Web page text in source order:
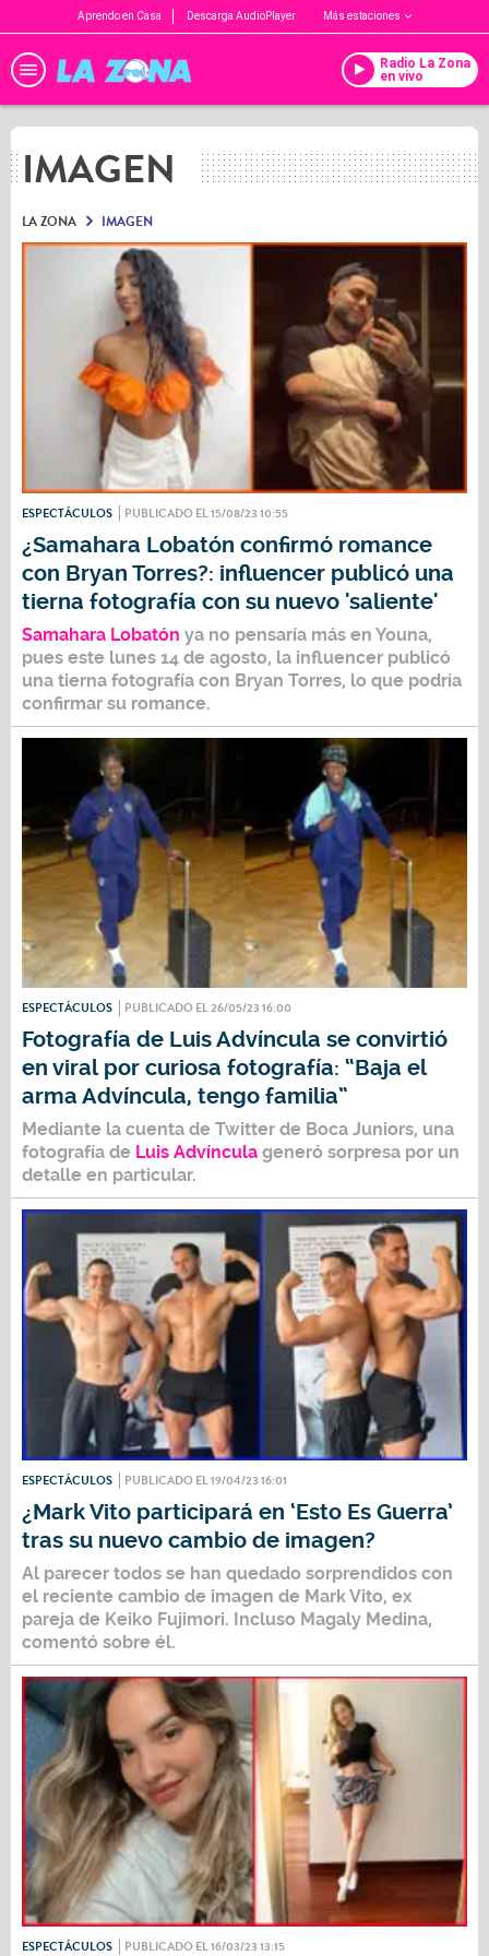
Aprendo en Casa Descarga AudioPlayer Más estaciones
Radio La Zona
en vivo
IMAGEN
LA ZONA IMAGEN
ESPECTÁCULOS PUBLICADO EL 15/08/23 10:55
¿Samahara Lobatón confirmó romance
con Bryan Torres?: influencer publicó una
tierna fotografía con su nuevo 'saliente'
Samahara Lobatón ya no pensaría más en Youna,
pues este lunes 14 de agosto, la influencer publicó
una tierna fotografía con Bryan Torres, lo que podría
confirmar su romance.
ESPECTÁCULOS PUBLICADO EL 26/05/23 16:00
Fotografía de Luis Advíncula se convirtió
en viral por curiosa fotografía: “Baja el
arma Advíncula, tengo familia”
Mediante la cuenta de Twitter de Boca Juniors, una
fotografía de Luis Advíncula generó sorpresa por un
detalle en particular.
ESPECTÁCULOS PUBLICADO EL 19/04/23 16:01
¿Mark Vito participará en ‘Esto Es Guerra’
tras su nuevo cambio de imagen?
Al parecer todos se han quedado sorprendidos con
el reciente cambio de imagen de Mark Vito, ex
pareja de Keiko Fujimori. Incluso Magaly Medina,
comentó sobre él.
ESPECTÁCULOS PUBLICADO EL 16/03/23 13:15